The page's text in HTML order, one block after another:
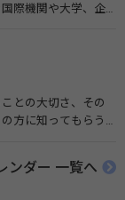
際機関や大学、企
との大切さ、その
方に知ってもらう
イド）
ンダー 一覧へ